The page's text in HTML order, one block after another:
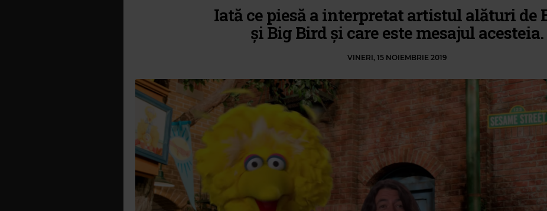
Iată ce piesă a interpretat artistul alături de
și Big Bird și care este mesajul acesteia.
VINERI, 15 NOIEMBRIE 2019